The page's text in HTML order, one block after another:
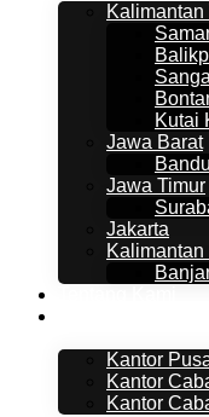
Kalimantan
Kutai
Jawa Barat
Jawa Timur
Jakarta
Kalimantan
Kantor
Kantor
Kantor